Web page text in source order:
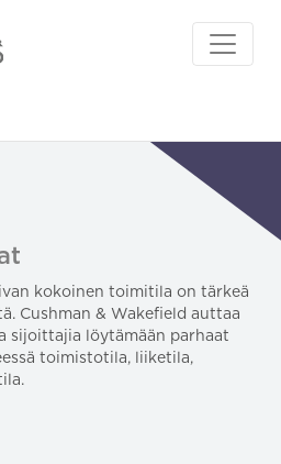
kokoinen toimitila on tärkeä
Cushman & Wakefield auttaa
sijoittajia löytämään parhaat
toimistotila, liiketila,